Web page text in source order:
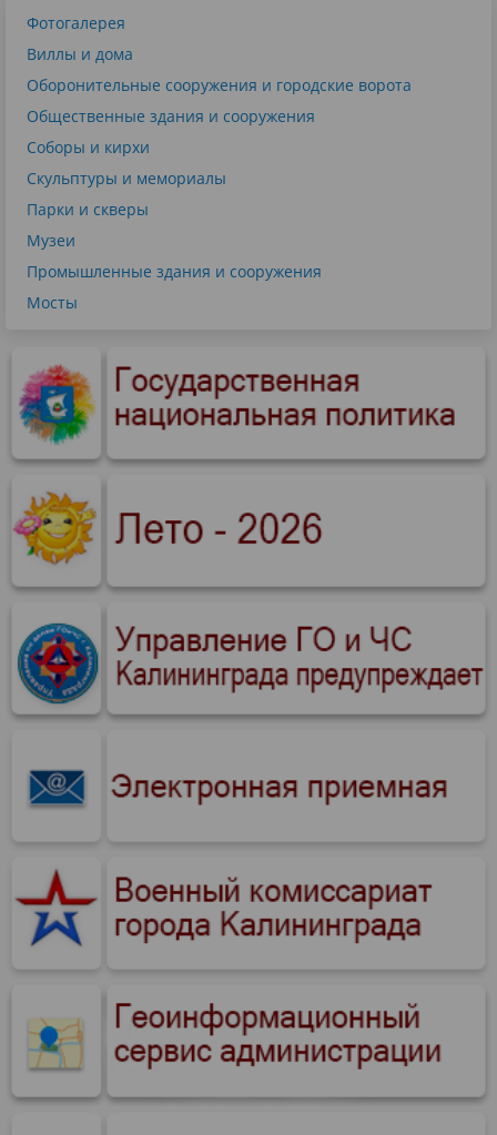
Фотогалерея
Виллы и дома
Оборонительные сооружения и городские ворота
Общественные здания и сооружения
Соборы и кирхи
Скульптуры и мемориалы
Парки и скверы
Музеи
Промышленные здания и сооружения
Мосты